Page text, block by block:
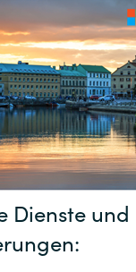
Iceland
India
Indonesia
of Saudi
Kuwait
Latvia
Dienste und